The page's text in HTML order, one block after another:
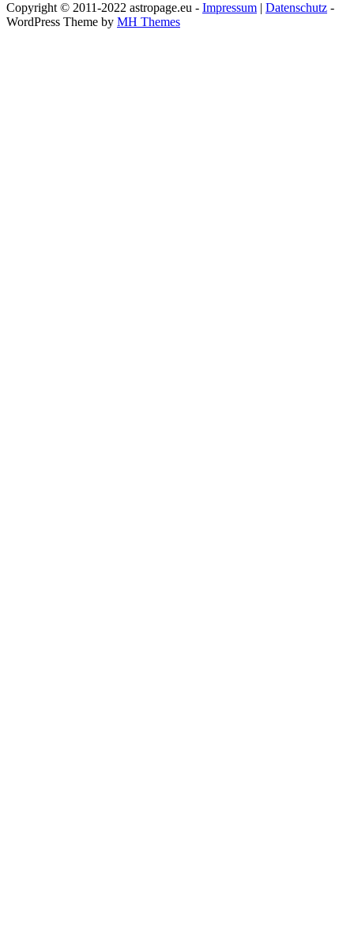
Copyright © 2011-2022 astropage.eu - Impressum | Datenschutz -
WordPress Theme by MH Themes